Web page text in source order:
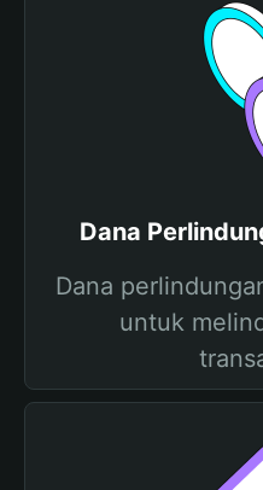
Dana
Dana
untuk